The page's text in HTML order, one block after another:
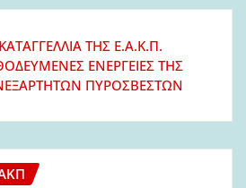
ΤΗΣ Ε.Α.Κ.Π.
ΕΝΕΡΓΕΙΕΣ ΤΗΣ
ΠΥΡΟΣΒΕΣΤΩΝ